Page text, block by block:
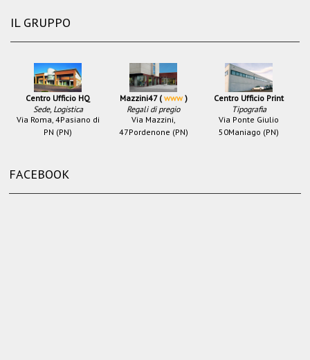
IL GRUPPO
Centro Ufficio HQ
Sede, Logistica
Via Roma, 4Pasiano di
PN (PN)
Mazzini47 (www)
Regali di pregio
Via Mazzini,
47Pordenone (PN)
Centro Ufficio Print
Tipografia
Via Ponte Giulio
50Maniago (PN)
FACEBOOK